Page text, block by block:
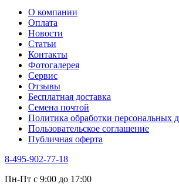
Тмин
Трава для чая
Туласи
Укроп
Фенхель пряный
Хризантема овощная
Цикорий пряный
Цикорий салатный (Витлуф)
Черемша
Шпинат
Щавель
Эндивий
Эстрагон
Алтей
Анис
О компании
Оплата
Новости
Статьи
Контакты
Фотогалерея​
Сервис
Отзывы
Бесплатная доставка
Семена почтой
Политика обработки персональных
Пользовательское соглашение
Публичная оферта
8-495-902-77-18
Пн-Пт с 9:00 до 17:00